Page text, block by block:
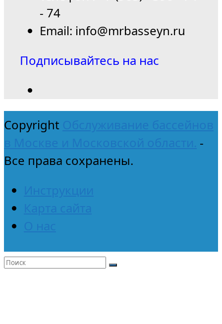
- 74
Email: info@mrbasseyn.ru
Подписывайтесь на нас
Copyright Обслуживание бассейнов
в Москве и Московской области. -
Все права сохранены.
Инструкции
Карта сайта
О нас